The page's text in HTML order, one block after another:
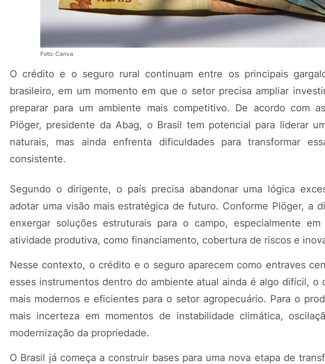
Foto: Canva
O crédito e o seguro rural continuam entre os principais
brasileiro, em um momento em que o setor precisa ampliar
preparar para um ambiente mais competitivo. De acordo com
Plöger, presidente da Abag, o Brasil tem potencial para liderar
naturais, mas ainda enfrenta dificuldades para transformar
consistente.
Segundo o dirigente, o país precisa abandonar uma lógica
adotar uma visão mais estratégica de futuro. Conforme Plöger, a
enxergar soluções estruturais para o campo, especialmente
atividade produtiva, como financiamento, cobertura de riscos e
Nesse contexto, o crédito e o seguro aparecem como entraves
esses instrumentos dentro do ambiente atual ainda é algo difícil, o
mais modernos e eficientes para o setor agropecuário. Para o
mais incerteza em momentos de instabilidade climática,
modernização da propriedade.
O Brasil já começa a construir bases para uma nova etapa de